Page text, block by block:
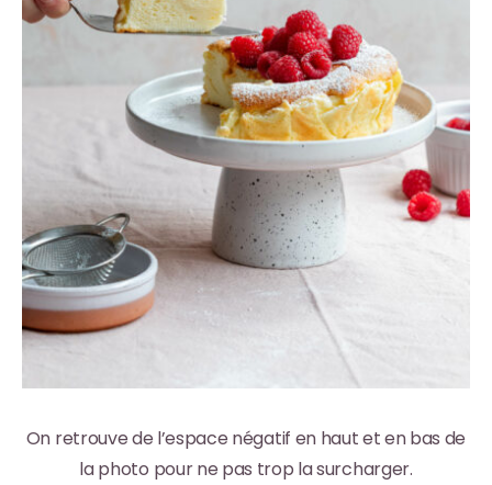
On retrouve de l’espace négatif en haut et en bas de
la photo pour ne pas trop la surcharger.